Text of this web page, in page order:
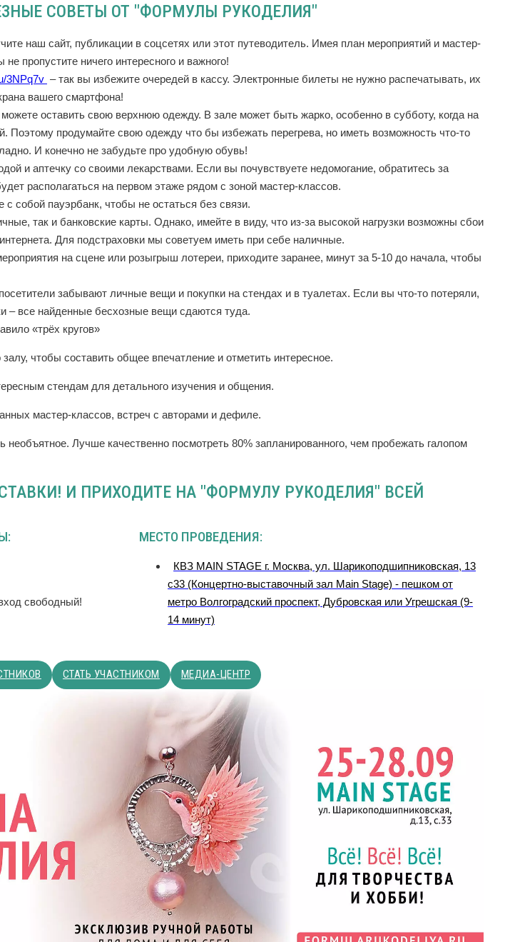
СОВЕТЫ ОТ "ФОРМУЛЫ РУКОДЕЛИЯ"
наш сайт, публикации в соцсетях или этот путеводитель. Имея план мероприятий и мастер-
пропустите ничего интересного и важного!
3NPq7v – так вы избежите очередей в кассу. Электронные билеты не нужно распечатывать, их
вашего смартфона!
оставить свою верхнюю одежду. В зале может быть жарко, особенно в субботу, когда на
Поэтому продумайте свою одежду что бы избежать перегрева, но иметь возможность что-то
И конечно не забудьте про удобную обувь!
и аптечку со своими лекарствами. Если вы почувствуете недомогание, обратитесь за
располагаться на первом этаже рядом с зоной мастер-классов.
с собой пауэрбанк, чтобы не остаться без связи.
так и банковские карты. Однако, имейте в виду, что из-за высокой нагрузки возможны сбои
Для подстраховки мы советуем иметь при себе наличные.
на сцене или розыгрыш лотереи, приходите заранее, минут за 5-10 до начала, чтобы
забывают личные вещи и покупки на стендах и в туалетах. Если вы что-то потеряли,
– все найденные бесхозные вещи сдаются туда.
«трёх кругов»
чтобы составить общее впечатление и отметить интересное.
стендам для детального изучения и общения.
мастер-классов, встреч с авторами и дефиле.
необъятное. Лучше качественно посмотреть 80% запланированного, чем пробежать галопом
И ПРИХОДИТЕ НА "ФОРМУЛУ РУКОДЕЛИЯ" ВСЕЙ
свободный!
МЕСТО ПРОВЕДЕНИЯ:
КВЗ MAIN STAGE г. Москва, ул. Шарикоподшипниковская, 13
с33 (Концертно-выставочный зал Main Stage) - пешком от
метро Волгоградский проспект, Дубровcкая или Угрешская (9-
14 минут)
СТАТЬ УЧАСТНИКОМ МЕДИА-ЦЕНТР